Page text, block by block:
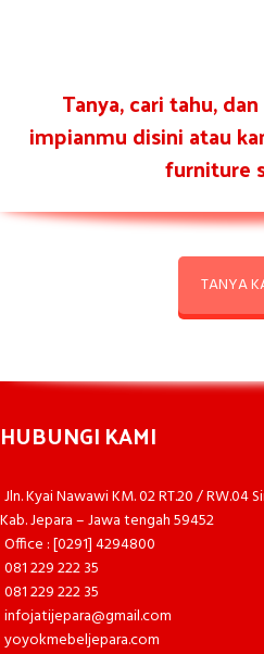
Tanya, cari tahu,
impianmu disini atau
furniture
TANYA
HUBUNGI KAMI
Jln. Kyai Nawawi KM. 02 RT.20 / RW.04
Kab. Jepara – Jawa tengah 59452
Office : [0291] 4294800
081 229 222 35
081 229 222 35
infojatijepara@gmail.com
yoyokmebeljepara.com